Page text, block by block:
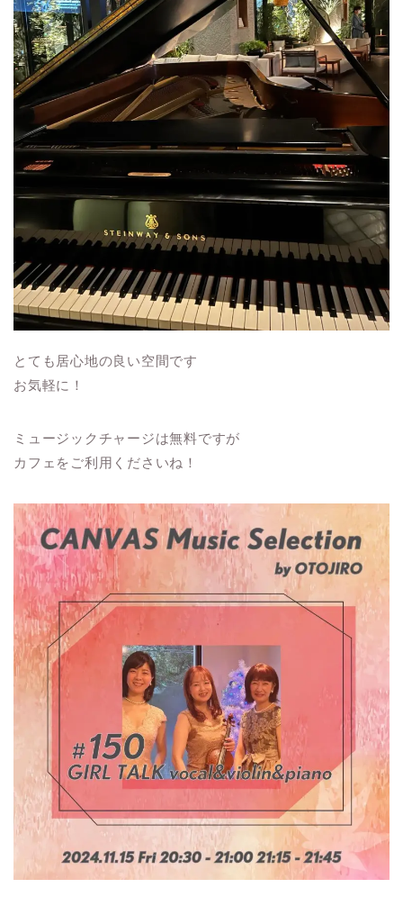
とても居心地の良い空間です
お気軽に！
ミュージックチャージは無料ですが
カフェをご利用くださいね！